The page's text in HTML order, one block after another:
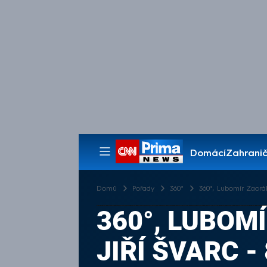
Domácí
Pořady
Domů Pořady 360° 360°, Lubomír
360°,
JIŘÍ ŠVARC